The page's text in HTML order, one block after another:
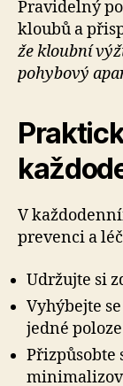
Pravidelný
kloubů a
že kloubní
pohybový
V
prevenci a
Udržujte si
Vyhýbejte
jedné poloze
Přizpůsobte